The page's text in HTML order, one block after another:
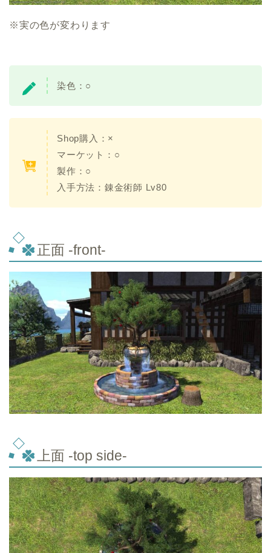
※実の色が変わります
染色：○
Shop購入：×
マーケット：○
製作：○
入手方法：錬金術師 Lv80
正面 -front-
上面 -top side-